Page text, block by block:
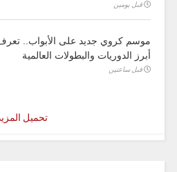
قبل يومين
موسم كروي جديد على الأبواب..
أبرز الدوريات والبطولات العالمية
قبل ساعتين
تحميل